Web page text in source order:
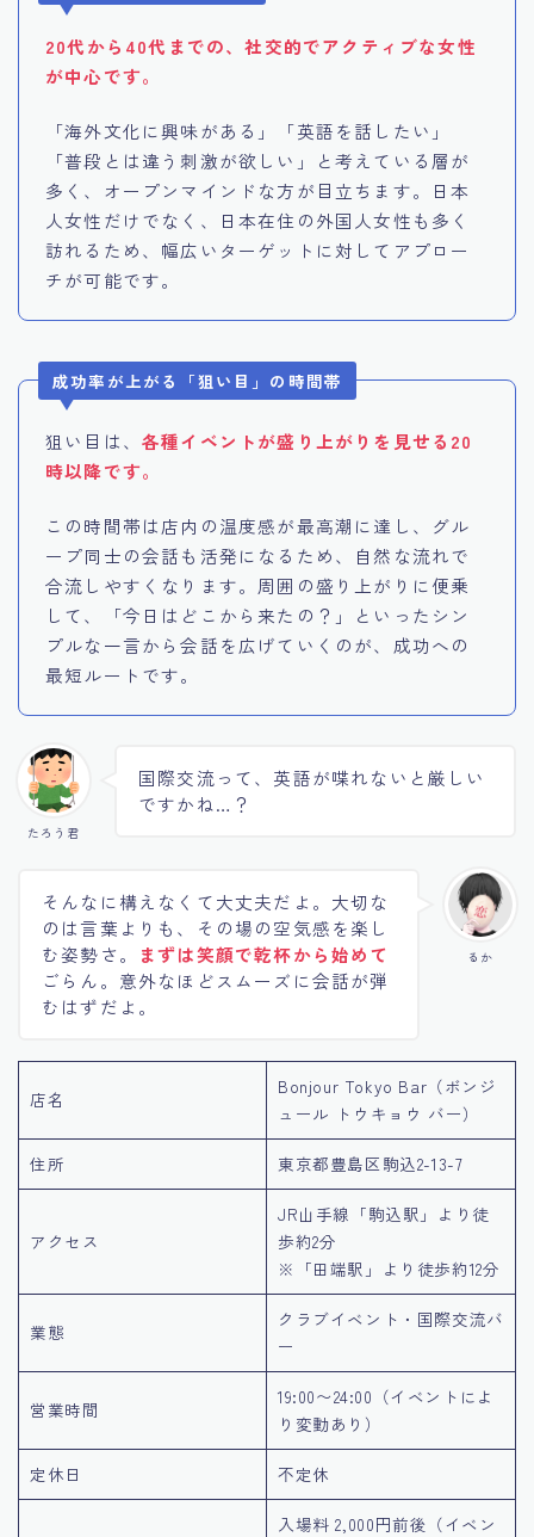
20代から40代までの、社交的でアクティブな女性
が中心です。
「海外文化に興味がある」「英語を話したい」
「普段とは違う刺激が欲しい」と考えている層が
多く、オープンマインドな方が目立ちます。日本
人女性だけでなく、日本在住の外国人女性も多く
訪れるため、幅広いターゲットに対してアプロー
チが可能です。
成功率が上がる「狙い目」の時間帯
狙い目は、 各種イベントが盛り上がりを見せる20
時以降です。
この時間帯は店内の温度感が最高潮に達し、グル
ープ同士の会話も活発になるため、自然な流れで
合流しやすくなります。周囲の盛り上がりに便乗
して、「今日はどこから来たの？」といったシン
プルな一言から会話を広げていくのが、成功への
最短ルートです。
たろう君
国際交流って、英語が喋れないと厳しい
ですかね…？
るか
そんなに構えなくて大丈夫だよ。大切な
のは言葉よりも、その場の空気感を楽し
む姿勢さ。
まずは笑顔で乾杯から始めて
ごらん。意外なほどスムーズに会話が弾
むはずだよ。
店名
Bonjour Tokyo Bar（ボンジ
ュール トウキョウ バー）
住所 東京都豊島区駒込2-13-7
アクセス
JR山手線「駒込駅」より徒
歩約2分
※「田端駅」より徒歩約12分
業態
クラブイベント・国際交流バ
ー
営業時間
19:00〜24:00（イベントによ
り変動あり）
定休日 不定休
入場料 2,000円前後（イベン